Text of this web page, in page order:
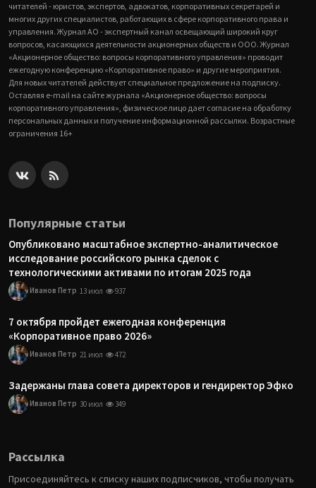
читателей - юристов, экспертов, адвокатов, корпоративных секретарей и
многих других специалистов, работающих в сфере корпоративного права и
управления. Журнал АО - экспертный канал освещающий широкий круг
вопросов, касающихся деятельности акционерных обществ и ООО. Журнал
«Акционерное общество: вопросы корпоративного управления» проводит
ежегодную конференцию «Корпоративное право» и другие мероприятия.
Для новых читателей действует специальное предложение на подписку.
Оставляя e-mail на сайте журнала «Акционерное общество: вопросы
корпоративного управления», физическое лицо дает согласие на обработку
персональных данных и получение информационной рассылки. Возрастные
ограничения 16+
Популярные статьи
Опубликовано масштабное экспертно-аналитическое
исследование российского рынка сделок с
технологическими активами по итогам 2025 года
Иванов Петр 13 июл 937
7 октября пройдет ежегодная конференция
«Корпоративное право 2026»
Иванов Петр 21 июл 472
Задержаны глава совета директоров и гендиректор Эфко
Иванов Петр 30 июл 349
Рассылка
Присоединяйтесь к списку наших подписчиков, чтобы получать